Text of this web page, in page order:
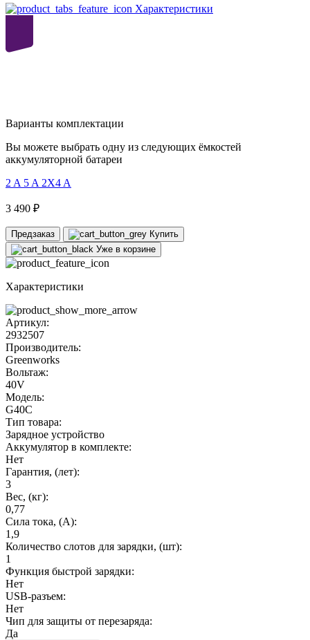
Характеристики
Варианты комплектации
Вы можете выбрать одну из следующих ёмкостей
аккумуляторной батареи
2 A 5 A 2X4 A
3 490 ₽
Предзаказ
Купить
Уже в корзине
Характеристики
Артикул:
2932507
Производитель:
Greenworks
Вольтаж:
40V
Модель:
G40C
Тип товара:
Зарядное устройство
Аккумулятор в комплекте:
Нет
Гарантия, (лет):
3
Вес, (кг):
0,77
Сила тока, (А):
1,9
Количество слотов для зарядки, (шт):
1
Функция быстрой зарядки:
Нет
USB-разъем:
Нет
Чип для защиты от перезаряда:
Да